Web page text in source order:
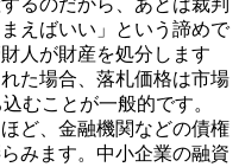
るのだから、あとは裁判
えばいい」という諦めで
人が財産を処分します
た場合、落札価格は市場
むことが一般的です。
ど、金融機関などの債権
みます。中小企業の融資